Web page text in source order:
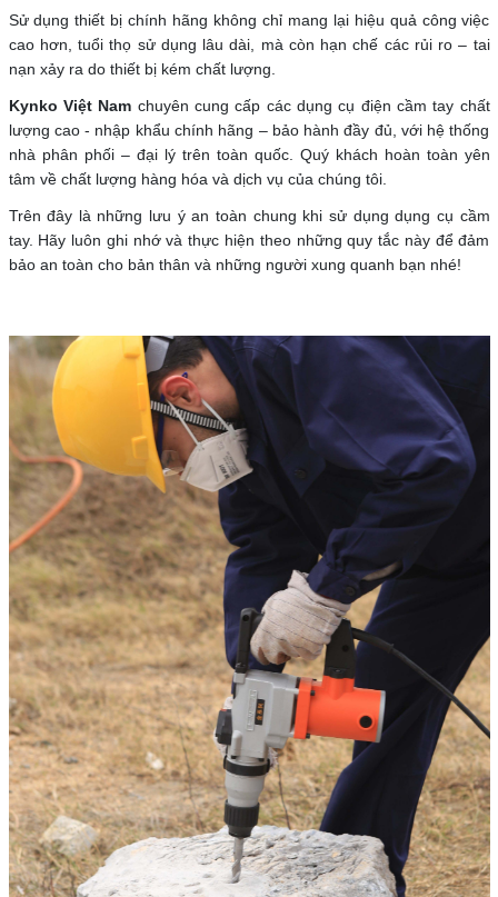
Sử dụng thiết bị chính hãng không chỉ mang lại hiệu quả công việc
cao hơn, tuổi thọ sử dụng lâu dài, mà còn hạn chế các rủi ro – tai
nạn xảy ra do thiết bị kém chất lượng.
Kynko Việt Nam chuyên cung cấp các dụng cụ điện cầm tay chất
lượng cao - nhập khẩu chính hãng – bảo hành đầy đủ, với hệ thống
nhà phân phối – đại lý trên toàn quốc. Quý khách hoàn toàn yên
tâm về chất lượng hàng hóa và dịch vụ của chúng tôi.
Trên đây là những lưu ý an toàn chung khi sử dụngdụng cụ cầm
tay. Hãy luôn ghi nhớ và thực hiện theo những quy tắc này để đảm
bảo an toàn cho bản thân và những người xung quanh bạn nhé!